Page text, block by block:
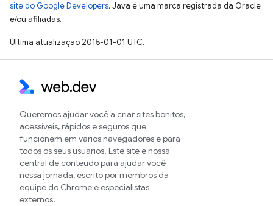
site do Google Developers. Java é uma marca registrada da Oracle
e/ou afiliadas.
Última atualização 2015-01-01 UTC.
Queremos ajudar você a criar sites bonitos,
acessíveis, rápidos e seguros que
funcionem em vários navegadores e para
todos os seus usuários. Este site é nossa
central de conteúdo para ajudar você
nessa jornada, escrito por membros da
equipe do Chrome e especialistas
externos.